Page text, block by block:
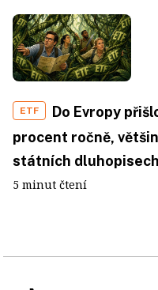
ETF
Do Evropy
procent ročně,
státních dluhopisech
5 minut čtení